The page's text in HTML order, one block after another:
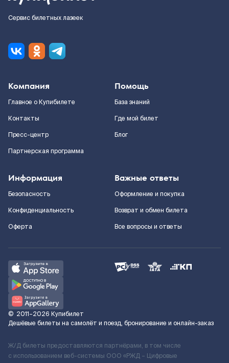
Сервис билетных лазеек
Компания
Главное о Купибилете
Контакты
Пресс-центр
Партнерская программа
Помощь
База знаний
Где мой билет
Блог
Информация
Безопасность
Конфиденциальность
Оферта
Важные ответы
Оформление и покупка
Возврат и обмен билета
Все вопросы и ответы
© 2011–2026 Купибилет
Дешёвые билеты на самолёт и поезд, бронирование и онлайн-заказ
Ж/Д билеты предоставляются партнёрами, в том числе
с использованием веб-системы ООО «РЖД – Цифровые